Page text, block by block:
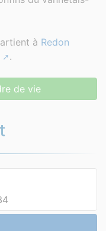
à Redon
.
de vie